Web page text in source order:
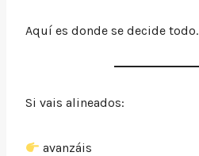
Aquí es donde se decide todo.
Si vais alineados:
avanzáis